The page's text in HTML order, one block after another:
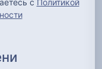
с Политикой